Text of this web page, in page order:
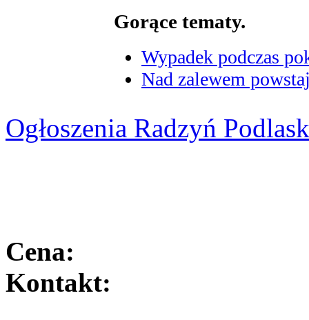
Gorące tematy.
Wypadek podczas
Nad zalewem
Ogłoszenia Radzyń
Cena:
Kontakt: